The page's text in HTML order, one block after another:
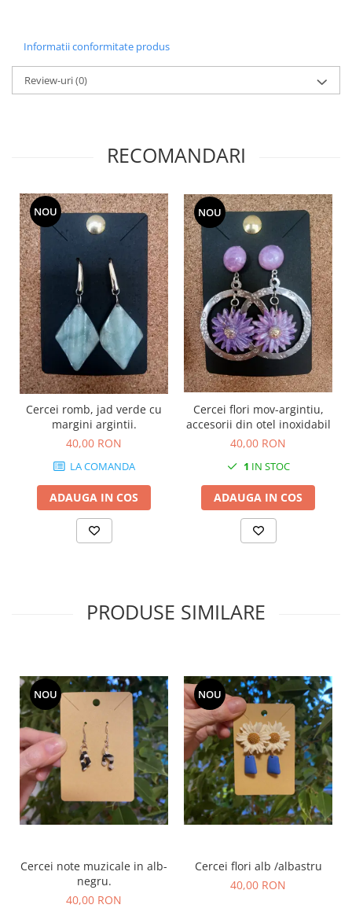
Informatii conformitate produs
Review-uri(0)
RECOMANDARI
NOU
Cercei romb, jad verde cu
margini argintii.
40,00 RON
LA COMANDA
ADAUGA IN COS
NOU
Cercei flori mov-argintiu,
accesorii din otel inoxidabil
40,00 RON
1 IN STOC
ADAUGA IN COS
PRODUSE SIMILARE
NOU
Cercei note muzicale in alb-
negru.
40,00 RON
NOU
Cercei flori alb /albastru
40,00 RON